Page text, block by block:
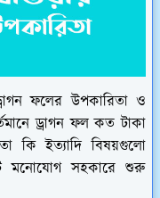
ফলের উপকারিতা ও
ড্রাগন ফল কত টাকা
কি ইত্যাদি বিষয়গুলো
মনোযোগ সহকারে শুরু